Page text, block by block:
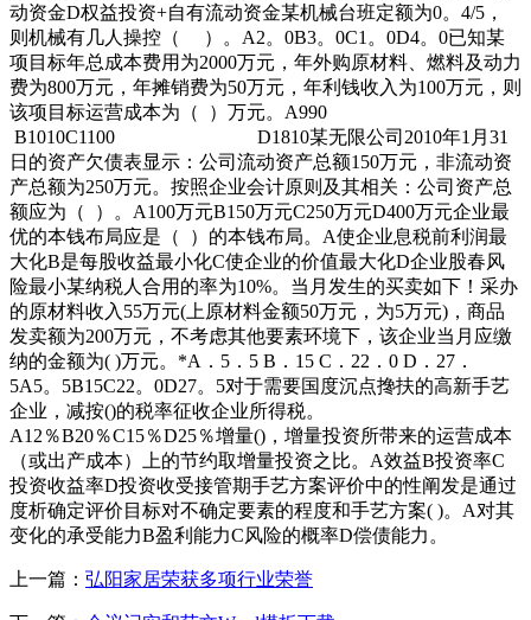
动资金D权益投资+自有流动资金某机械台班定额为0。4/5，
则机械有几人操控（ ）。A2。0B3。0C1。0D4。0已知某
项目标年总成本费用为2000万元，年外购原材料、燃料及动力
费为800万元，年摊销费为50万元，年利钱收入为100万元，则
该项目标运营成本为（ ）万元。A990
B1010C1100 D1810某无限公司2010年1月31
日的资产欠债表显示：公司流动资产总额150万元，非流动资
产总额为250万元。按照企业会计原则及其相关：公司资产总
额应为（ ）。A100万元B150万元C250万元D400万元企业最
优的本钱布局应是（ ）的本钱布局。A使企业息税前利润最
大化B是每股收益最小化C使企业的价值最大化D企业股春风
险最小某纳税人合用的率为10%。当月发生的买卖如下！采办
的原材料收入55万元(上原材料金额50万元，为5万元)，商品
发卖额为200万元，不考虑其他要素环境下，该企业当月应缴
纳的金额为( )万元。*A．5．5 B．15 C．22．0 D．27．
5A5。5B15C22。0D27。5对于需要国度沉点搀扶的高新手艺
企业，减按()的税率征收企业所得税。
A12％B20％C15％D25％增量()，增量投资所带来的运营成本
（或出产成本）上的节约取增量投资之比。A效益B投资率C
投资收益率D投资收受接管期手艺方案评价中的性阐发是通过
度析确定评价目标对不确定要素的程度和手艺方案( )。A对其
变化的承受能力B盈利能力C风险的概率D偿债能力。
上一篇： 弘阳家居荣获多项行业荣誉